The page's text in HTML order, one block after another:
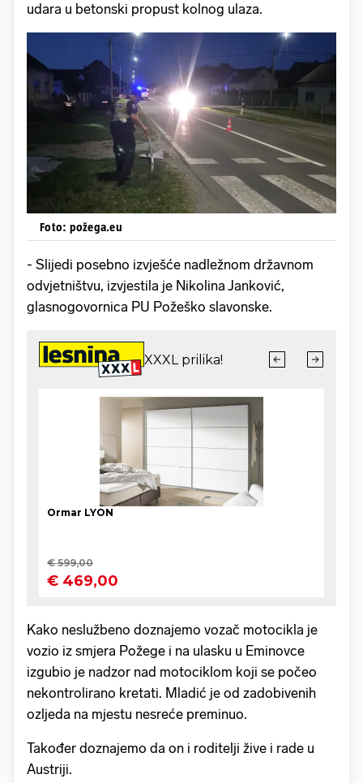
udara u betonski propust kolnog ulaza.
Foto: požega.eu
- Slijedi posebno izvješće nadležnom državnom
odvjetništvu, izvjestila je Nikolina Janković,
glasnogovornica PU Požeško slavonske.
Kako neslužbeno doznajemo vozač motocikla je
vozio iz smjera Požege i na ulasku u Eminovce
izgubio je nadzor nad motociklom koji se počeo
nekontrolirano kretati. Mladić je od zadobivenih
ozljeda na mjestu nesreće preminuo.
Također doznajemo da on i roditelji žive i rade u
Austriji.